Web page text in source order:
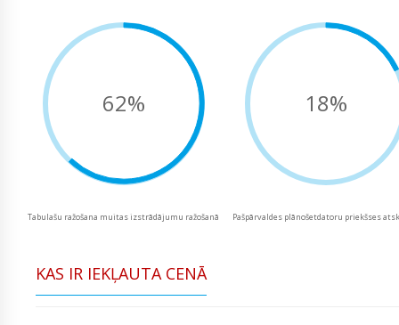
62%
Tabulašu ražošana muitas izstrādājumu ražošanā
18%
Pašpārvaldes plānošetdatoru priekšses
KAS IR IEKĻAUTA CENĀ